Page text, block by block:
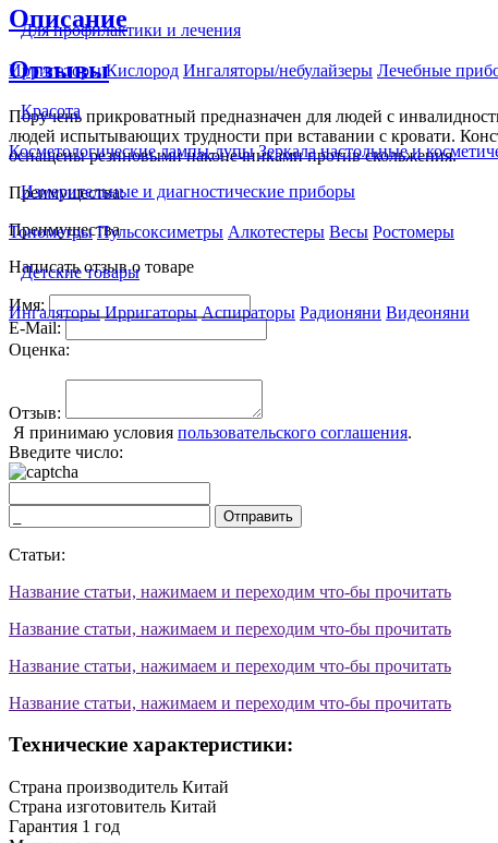
Для профилактики и лечения
Ирригаторы Кислород Ингаляторы/небулайзеры Лечебные
Красота
Косметологические лампы-лупы Зеркала настольные и
Измерительные и диагностические приборы
Тонометры Пульсоксиметры Алкотестеры Весы Ростомеры
Детские товары
Ингаляторы Ирригаторы Аспираторы Радионяни Видеоняни
Описание
Отзывы
Поручень прикроватный предназначен для людей с
людей испытывающих трудности при вставании с кровати.
оснащены резиновыми наконечниками против скольжения.
Преимущества:
Преимущества
Написать отзыв о товаре
Имя:
E-Mail:
Оценка:
Отзыв:
Я принимаю условия пользовательского соглашения.
Введите число:
Отправить
Статьи:
Название статьи, нажимаем и переходим что-бы прочитать
Название статьи, нажимаем и переходим что-бы прочитать
Название статьи, нажимаем и переходим что-бы прочитать
Название статьи, нажимаем и переходим что-бы прочитать
Технические характеристики:
Страна производитель Китай
Страна изготовитель Китай
Гарантия 1 год